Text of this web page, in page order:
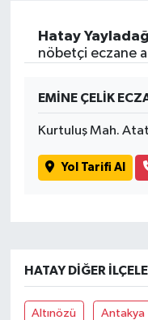
Hatay
nöbetçi eczane
EMİNE ÇELİK
Kurtuluş Mah.
Yol Tarifi Al
HATAY DIĞER
Altınözü Antakya